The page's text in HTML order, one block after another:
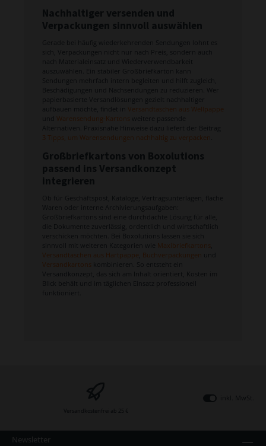
Nachhaltiger versenden und
Verpackungen sinnvoll auswählen
Gerade bei häufig wiederkehrenden Sendungen lohnt es
sich, Verpackungen nicht nur nach Preis, sondern auch
nach Materialeinsatz und Wiederverwendbarkeit
auszuwählen. Ein stabiler Großbriefkarton kann
Sendungen mehrfach intern begleiten und hilft zugleich,
Beschädigungen und Nachsendungen zu reduzieren. Wer
papierbasierte Versandlösungen gezielt nachhaltiger
aufbauen möchte, findet in Versandtaschen aus Wellpappe
und Warensendung-Kartons
weitere passende
Alternativen. Praxisnahe Hinweise dazu liefert der Beitrag
3 Tipps, um Warensendungen nachhaltig zu verpacken
Großbriefkartons von Boxolutions
passend ins Versandkonzept
integrieren
Ob für Geschäftspost, Kataloge, Vertragsunterlagen, flache
Waren oder interne Archivierungsaufgaben:
Großbriefkartons sind eine durchdachte Lösung für alle,
die Dokumente zuverlässig, ordentlich und wirtschaftlich
verschicken möchten. Bei Boxolutions lassen sie sich
sinnvoll mit weiteren Kategorien wie Maxibriefkartons
Versandtaschen aus Hartpappe Buchverpackungen und
Versandkartons
kombinieren. So entsteht ein
Versandkonzept, das sich am Inhalt orientiert, Kosten im
Blick behält und im täglichen Einsatz professionell
funktioniert.
Newsletter